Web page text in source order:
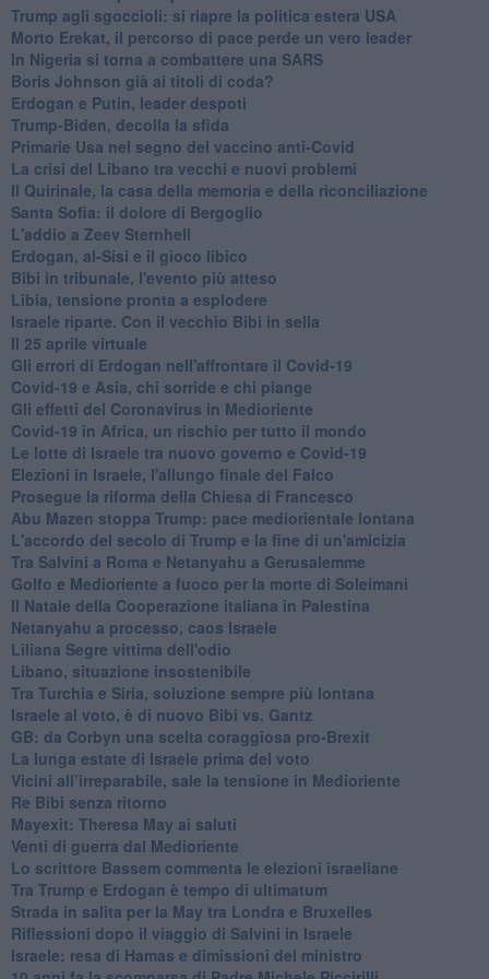
Trump agli sgoccioli: si riapre la politica estera USA
Morto Erekat, il percorso di pace perde un vero leader
In Nigeria si torna a combattere una SARS
Boris Johnson già ai titoli di coda?
Erdogan e Putin, leader despoti
Trump-Biden, decolla la sfida
Primarie Usa nel segno del vaccino anti-Covid
La crisi del Libano tra vecchi e nuovi problemi
Il Quirinale, la casa della memoria e della riconciliazione
Santa Sofia: il dolore di Bergoglio
L'addio a ​Zeev Sternhell
Erdogan, al-Sisi e il gioco libico
Bibi in tribunale, l'evento più atteso
Libia, tensione pronta a esplodere
Israele riparte. Con il vecchio Bibi in sella
Il 25 aprile virtuale
Gli errori di Erdogan nell'affrontare il Covid-19
Covid-19 e Asia, chi sorride e chi piange
Gli effetti del Coronavirus in Medioriente
Covid-19 in Africa, un rischio per tutto il mondo
Le lotte di Israele tra nuovo governo e Covid-19
Elezioni in Israele, l'allungo finale del Falco
Prosegue la riforma della Chiesa di Francesco
Abu Mazen stoppa Trump: pace mediorientale lontana
L'accordo del secolo di Trump e la fine di un'amicizia
Tra Salvini a Roma e Netanyahu a Gerusalemme
Golfo e Medioriente a fuoco per la morte di Soleimani
Il Natale della Cooperazione italiana in Palestina
Netanyahu a processo, caos Israele
Liliana Segre vittima dell'odio
Libano, situazione insostenibile
Tra Turchia e Siria, soluzione sempre più lontana
Israele al voto, è di nuovo Bibi vs. Gantz
GB: da Corbyn una scelta coraggiosa pro-Brexit
La lunga estate di Israele prima del voto
Vicini all’irreparabile, sale la tensione in Medioriente
Re Bibi senza ritorno
Mayexit: Theresa May ai saluti
Venti di guerra dal Medioriente
Lo scrittore Bassem commenta le elezioni israeliane
Tra Trump e Erdogan è tempo di ultimatum
Strada in salita per la May tra Londra e Bruxelles
Riflessioni dopo il viaggio di Salvini in Israele
Israele: resa di Hamas e dimissioni del ministro